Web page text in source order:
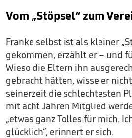
Vom „Stöpsel“ zum
Franke selbst ist als kleiner
gekommen, erzählt er – und
Wieso die Eltern ihn
gebracht hätten, wisse er
seinerzeit die schlechtesten
mit acht Jahren Mitglied
„etwas ganz Tolles für mich.
glücklich“, erinnert er sich.